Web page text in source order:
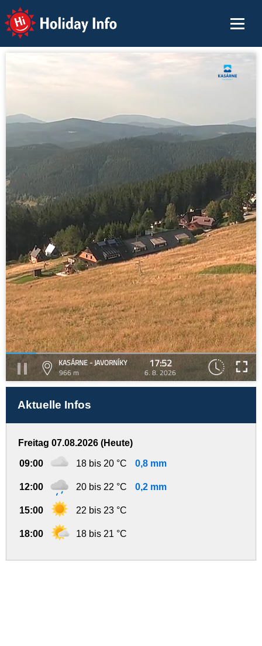
Holiday Info
KASÁRNE - JAVORNÍKY
966 m
17:52
6. 8. 2026
Aktuelle Infos
Freitag 07.08.2026 (Heute)
09:00 18 bis 20 °C 0,8 mm
12:00 20 bis 22 °C 0,2 mm
15:00 22 bis 23 °C
18:00 18 bis 21 °C